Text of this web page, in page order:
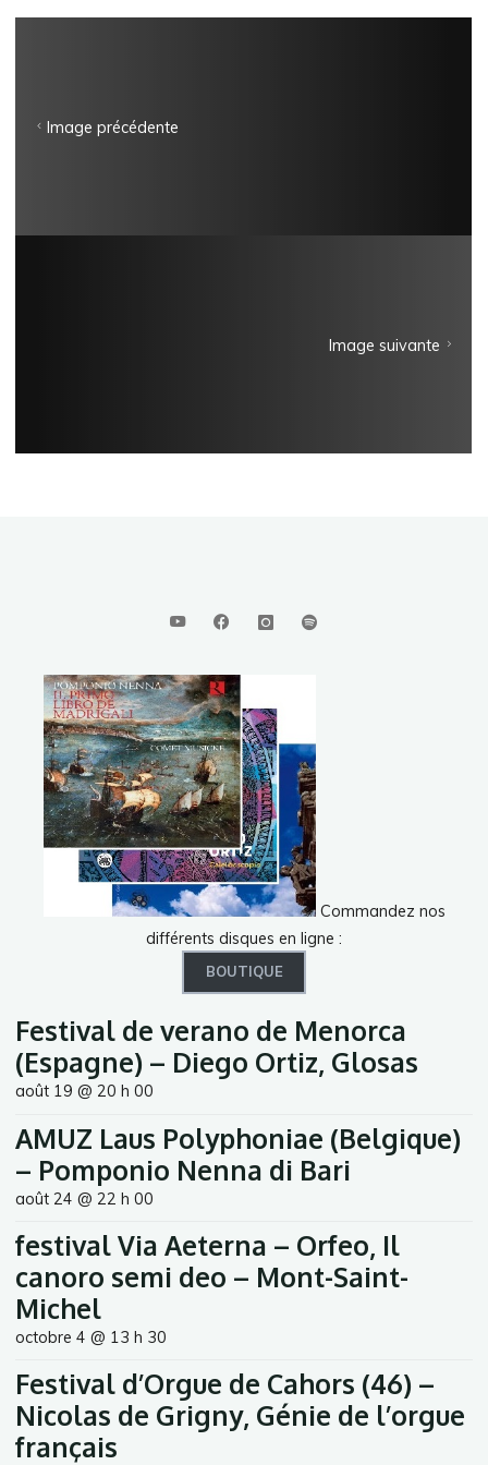
Image précédente
Image suivante
Commandez nos
différents disques en ligne :
BOUTIQUE
Festival de verano de Menorca
(Espagne) – Diego Ortiz, Glosas
août 19 @ 20 h 00
AMUZ Laus Polyphoniae (Belgique)
– Pomponio Nenna di Bari
août 24 @ 22 h 00
festival Via Aeterna – Orfeo, Il
canoro semi deo – Mont-Saint-
Michel
octobre 4 @ 13 h 30
Festival d’Orgue de Cahors (46) –
Nicolas de Grigny, Génie de l’orgue
français